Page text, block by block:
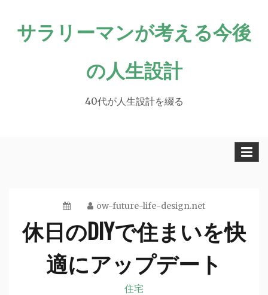
サラリーマンが考える今後
の人生設計
40代が人生設計を綴る
ow-future-life-design.net
休日のDIYで住まいを快
適にアップデート
住宅